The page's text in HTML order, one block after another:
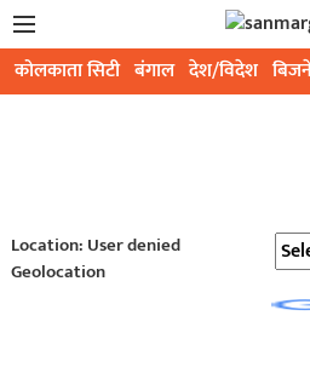
कोलकाता सिटी बंगाल देश/विदेश
Location: User denied
Geolocation